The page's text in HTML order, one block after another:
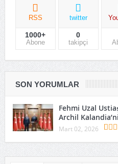
RSS
1000+
Abone
twitter
0
takipçi
SON YORUMLAR
Fehmi Uzal
Archil
Mart 02, 2026